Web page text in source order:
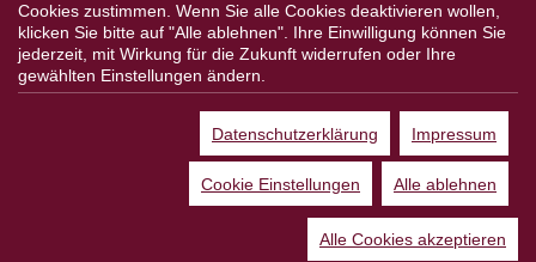
Folgen Sie uns:
*Alle Preisangaben gelten inklusive gesetzlichen MwSt. und bei
Selbstabholung.
unverbindliche Preisempfehlung des Herstellers/Lieferanten.
Cookies zustimmen. Wenn Sie alle Cookies deaktivieren wollen,
klicken Sie bitte auf "Alle ablehnen". Ihre Einwilligung können Sie
jederzeit, mit Wirkung für die Zukunft widerrufen oder Ihre
gewählten Einstellungen ändern.
Datenschutzerklärung Impressum
Cookie Einstellungen Alle ablehnen
Alle Cookies akzeptieren